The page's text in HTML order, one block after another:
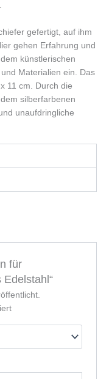
gefertigt, auf ihm
gehen Erfahrung und
künstlerischen
Materialien ein. Das
11 cm. Durch die
silberfarbenen
unaufdringliche
für